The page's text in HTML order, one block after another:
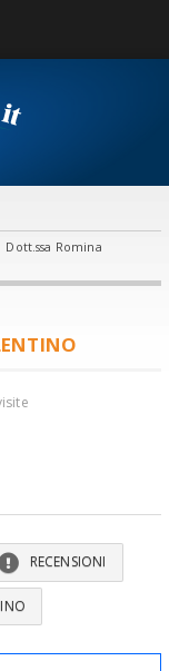
Dott.ssa Romina
RECENSIONI